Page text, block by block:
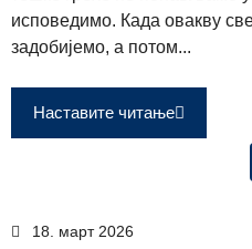
исповедимо. Када овакву
задобијемо, а потом...
Наставите читање
18. март 2026